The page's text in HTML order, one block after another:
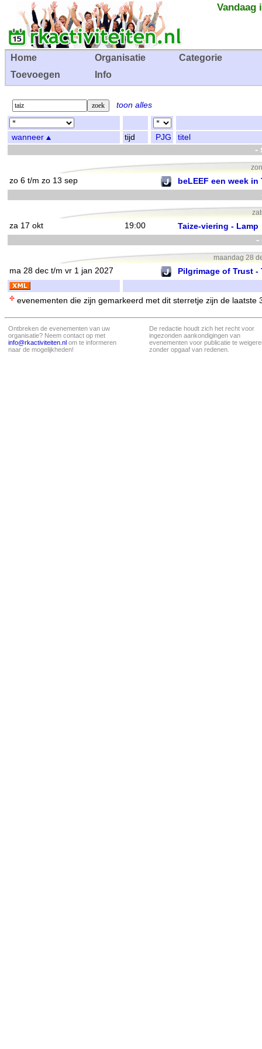
Vandaag
Home Organisatie
Categorie
Toevoegen
Info
toon alles
wanneer tijd PJG titel
-
zo 6 t/m zo 13 sep beLEEF een week in
za 17 okt 19:00 Taize-viering - Lamp
-
maandag 28
ma 28 dec t/m vr 1 jan 2027 Pilgrimage of Trust -
evenementen die zijn gemarkeerd met dit sterretje zijn de laatste
Ontbreken de evenementen van uw
organisatie? Neem contact op met
info@rkactiviteiten.nl om te informeren
naar de mogelijkheden!
De redactie houdt zich het recht voor
ingezonden aankondigingen van
evenementen voor publicatie te
zonder opgaaf van redenen.